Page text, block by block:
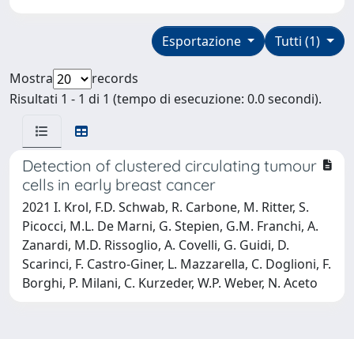
Tutti (1)
Esportazione
Mostra
records
Risultati 1 - 1 di 1 (tempo di esecuzione: 0.0 secondi).
Detection of clustered circulating tumour
cells in early breast cancer
2021 I. Krol, F.D. Schwab, R. Carbone, M. Ritter, S.
Picocci, M.L. De Marni, G. Stepien, G.M. Franchi, A.
Zanardi, M.D. Rissoglio, A. Covelli, G. Guidi, D.
Scarinci, F. Castro-Giner, L. Mazzarella, C. Doglioni, F.
Borghi, P. Milani, C. Kurzeder, W.P. Weber, N. Aceto